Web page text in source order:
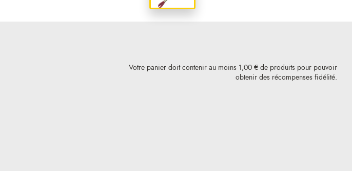
Votre panier doit contenir au moins 1,00 € de produits pour pouvoir
obtenir des récompenses fidélité.